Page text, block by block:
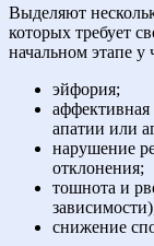
Выделяют
которых требует
начальном этапе у
эйфория;
аффективная
апатии или
нарушение
отклонения;
тошнота и
снижение